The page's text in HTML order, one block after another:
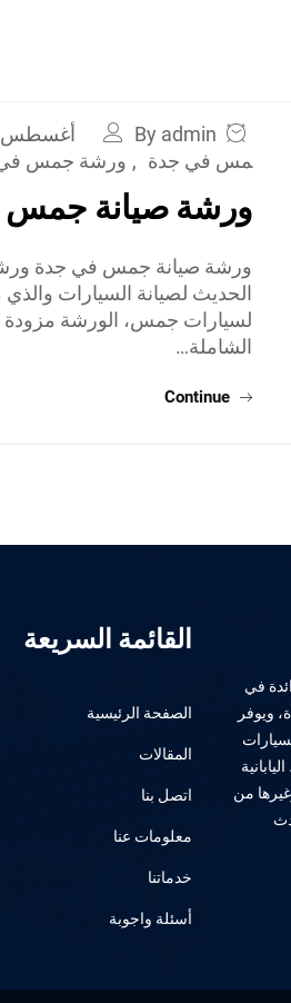
By admin أغسطس 20, 2024
مس في جدة , ورشة جمس
ورشة صيانة
ورشة صيانة جمس في جدة
الحديث لصيانة السيارات
لسيارات جمس، الورشة مزودة
الشاملة…
Continue
في
ويوفر
من
القائمة السريعة
الصفحة الرئيسية
المقالات
اتصل بنا
معلومات عنا
خدماتنا
أسئلة واجوبة